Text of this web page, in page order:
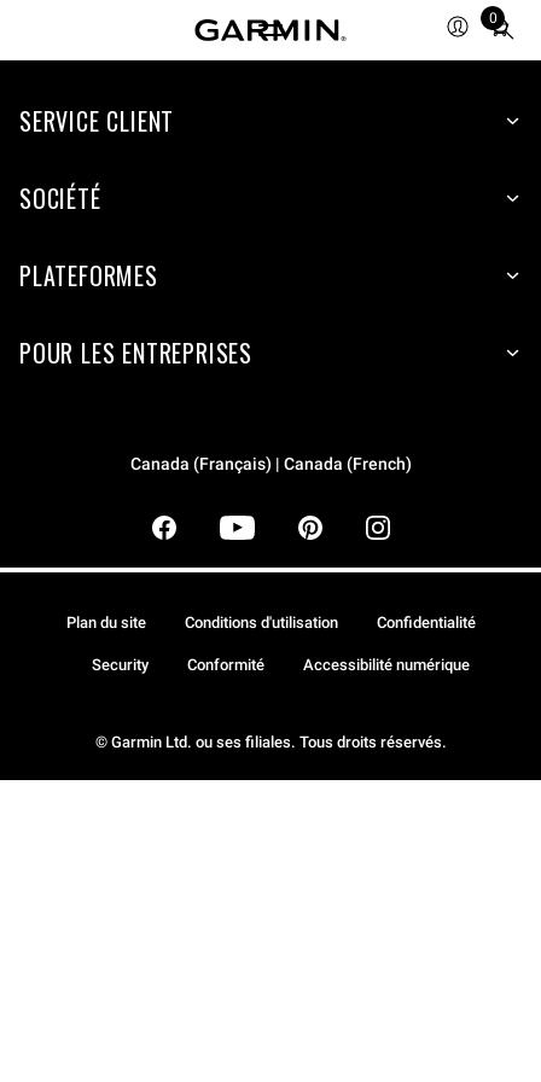
0
Total
items
cart:
SERVICE CLIENT
SOCIÉTÉ
PLATEFORMES
POUR LES ENTREPRISES
Canada (Français) | Canada (French)
© Garmin Ltd. ou ses filiales. Tous droits réservés.
Plan du site Conditions d'utilisation Confidentialité
Security Conformité Accessibilité numérique